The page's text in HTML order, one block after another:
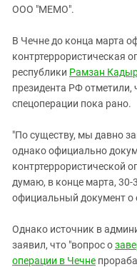
Дагестан
Кабардино-Балкария
Калмыкия
Карачаево-Черкесия
Нагорный Карабах
Российская Федерация
Ростовская область
СКФО
Ставропольский край
ООО "МЕМО".
В Чечне до конца марта
контртеррористическая
республики Рамзан
президента РФ отметили,
спецоперации пока рано.
"По существу, мы давно
однако официально
контртеррористической
думаю, в конце марта, 30-
официальный документ о
Однако источник в
заявил, что "вопрос о
операции в Чечне